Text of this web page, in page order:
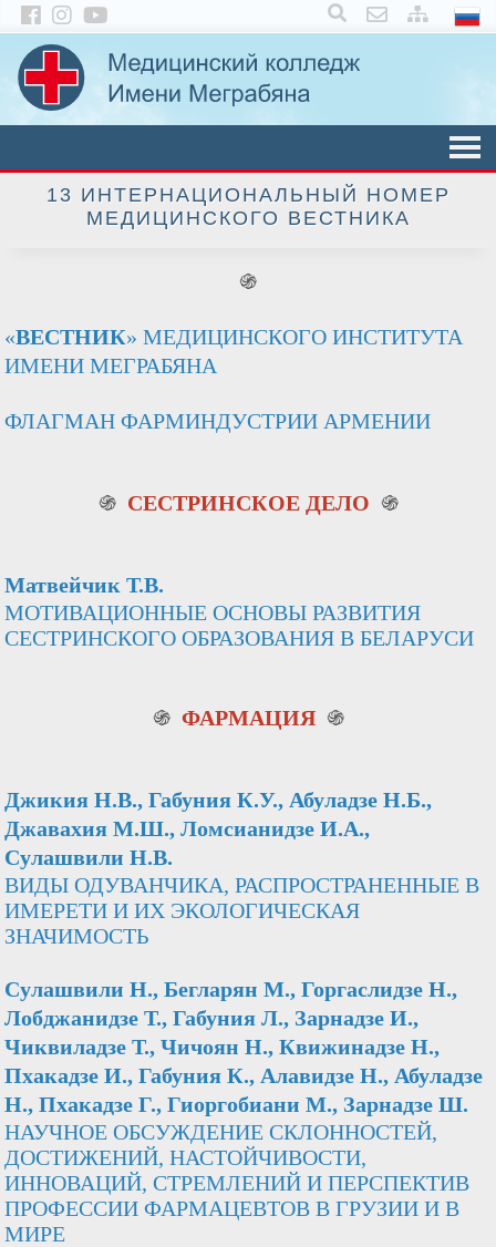
×
13 ИНТЕРНАЦИОНАЛЬНЫЙ НОМЕР
МЕДИЦИНСКОГО ВЕСТНИКА
֍
«ВЕСТНИК» МЕДИЦИНСКОГО ИНСТИТУТА
ИМЕНИ МЕГРАБЯНА
ФЛАГМАН ФАРМИНДУСТРИИ АРМЕНИИ
֍ СЕСТРИНСКОЕ ДЕЛО ֍
Матвейчик Т.В.
МОТИВАЦИОННЫЕ ОСНОВЫ РАЗВИТИЯ
СЕСТРИНСКОГО ОБРАЗОВАНИЯ В БЕЛАРУСИ
֍ ФАРМАЦИЯ ֍
Джикия Н.В., Габуния К.У., Абуладзе Н.Б.,
Джавахия М.Ш., Ломсианидзе И.А.,
Сулашвили Н.В.
ВИДЫ ОДУВАНЧИКА, РАСПРОСТРАНЕННЫЕ В
ИМЕРЕТИ И ИХ ЭКОЛОГИЧЕСКАЯ
ЗНАЧИМОСТЬ
Сулашвили Н., Бегларян М., Горгаслидзе Н.,
Лобджанидзе Т., Габуния Л., Зарнадзе И.,
Чиквиладзе Т., Чичоян Н., Квижинадзе Н.,
Пхакадзе И., Габуния К., Алавидзе Н., Абуладзе
Н., Пхакадзе Г., Гиоргобиани М., Зарнадзе Ш.
НАУЧНОЕ ОБСУЖДЕНИЕ СКЛОННОСТЕЙ,
ДОСТИЖЕНИЙ, НАСТОЙЧИВОСТИ,
ИННОВАЦИЙ, СТРЕМЛЕНИЙ И ПЕРСПЕКТИВ
ПРОФЕССИИ ФАРМАЦЕВТОВ В ГРУЗИИ И В
МИРЕ